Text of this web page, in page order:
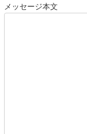
メッセージ本文